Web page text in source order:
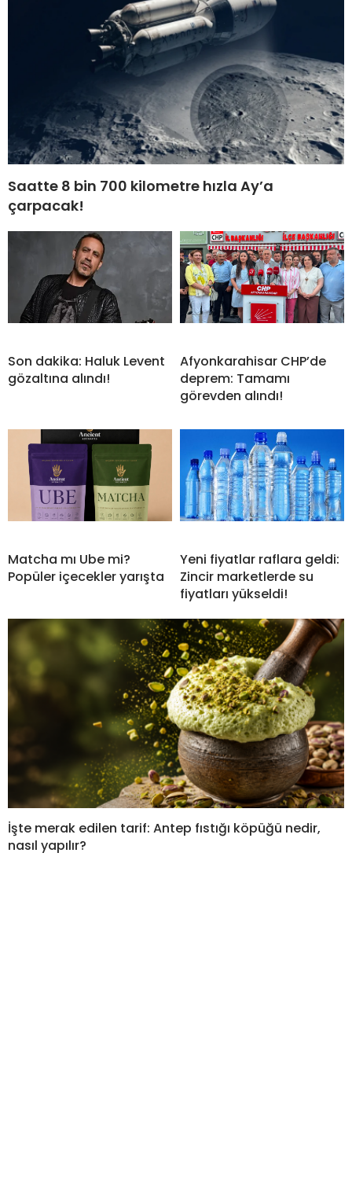
Saatte 8 bin 700 kilometre hızla Ay’a
çarpacak!
Son dakika: Haluk Levent
gözaltına alındı!
Afyonkarahisar CHP’de
deprem: Tamamı
görevden alındı!
Matcha mı Ube mi?
Popüler içecekler yarışta
Yeni fiyatlar raflara geldi:
Zincir marketlerde su
fiyatları yükseldi!
İşte merak edilen tarif: Antep fıstığı köpüğü nedir,
nasıl yapılır?